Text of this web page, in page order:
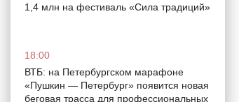
1,4 млн на фестиваль «Сила традиций»
18:00
ВТБ: на Петербургском марафоне
«Пушкин — Петербург» появится новая
беговая трасса для профессиональных